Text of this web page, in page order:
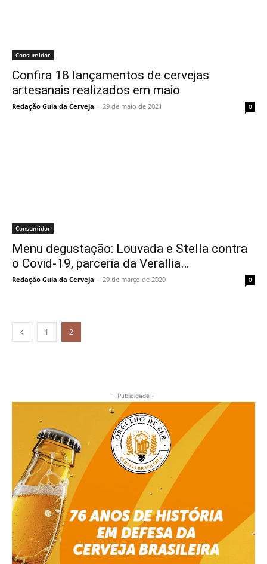
Consumidor
Confira 18 lançamentos de cervejas
artesanais realizados em maio
Redação Guia da Cerveja - 29 de maio de 2021 0
Consumidor
Menu degustação: Louvada e Stella contra
o Covid-19, parceria da Verallia…
Redação Guia da Cerveja - 29 de março de 2020 0
1 2
- Publicidade -